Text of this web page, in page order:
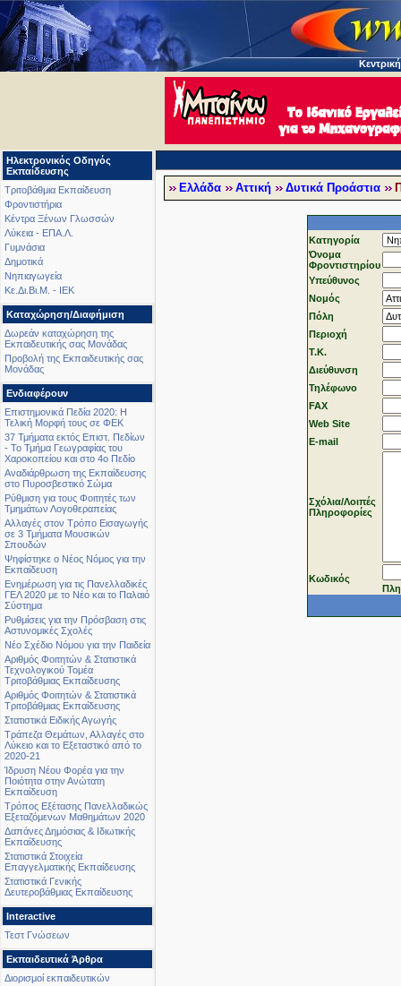
Ηλεκτρονικός Οδηγός
Εκπαίδευσης
Τριτοβάθμια Εκπαίδευση
Φροντιστήρια
Κέντρα Ξένων Γλωσσών
Λύκεια - ΕΠΑ.Λ.
Γυμνάσια
Δημοτικά
Νηπιαγωγεία
Κε.Δι.Βι.Μ. - ΙΕΚ
Καταχώρηση/Διαφήμιση
Δωρεάν καταχώρηση της
Εκπαιδευτικής σας Μονάδας
Προβολή της Εκπαιδευτικής σας
Μονάδας
Ενδιαφέρουν
Επιστημονικά Πεδία 2020: Η
Τελική Μορφή τους σε ΦΕΚ
37 Τμήματα εκτός Επιστ. Πεδίων
- Το Τμήμα Γεωγραφίας του
Χαροκοπείου και στο 4ο Πεδίο
Αναδιάρθρωση της Εκπαίδευσης
στο Πυροσβεστικό Σώμα
Ρύθμιση για τους Φοιτητές των
Τμημάτων Λογοθεραπείας
Αλλαγές στον Τρόπο Εισαγωγής
σε 3 Τμήματα Μουσικών
Σπουδών
Ψηφίστηκε ο Νέος Νόμος για την
Εκπαίδευση
Ενημέρωση για τις Πανελλαδικές
ΓΕΛ 2020 με το Νέο και το Παλαιό
Σύστημα
Ρυθμίσεις για την Πρόσβαση στις
Αστυνομικές Σχολές
Νέο Σχέδιο Νόμου για την Παιδεία
Αριθμός Φοιτητών & Στατιστικά
Τεχνολογικού Τομέα
Τριτοβάθμιας Εκπαίδευσης
Αριθμός Φοιτητών & Στατιστικά
Τριτοβάθμιας Εκπαίδευσης
Στατιστικά Ειδικής Αγωγής
Τράπεζα Θεμάτων, Αλλαγές στο
Λύκειο και το Εξεταστικό από το
2020-21
Ίδρυση Νέου Φορέα για την
Ποιότητα στην Ανώτατη
Εκπαίδευση
Τρόπος Εξέτασης Πανελλαδικώς
Εξεταζόμενων Μαθημάτων 2020
Δαπάνες Δημόσιας & Ιδιωτικής
Εκπαίδευσης
Στατιστικά Στοιχεία
Επαγγελματικής Εκπαίδευσης
Στατιστικά Γενικής
Δευτεροβάθμιας Εκπαίδευσης
Interactive
Τεστ Γνώσεων
Εκπαιδευτικά Άρθρα
Διορισμοί εκπαιδευτικών
Ελλάδα Αττική Δυτικά Προάστια
Κατηγορία
Όνομα
Φροντιστηρίου
Υπεύθυνος
Νομός
Πόλη
Περιοχή
T.K.
Διεύθυνση
Τηλέφωνo
FAX
Web Site
Ε-mail
Σχόλια/Λοιπές
Πληροφορίες
Κωδικός